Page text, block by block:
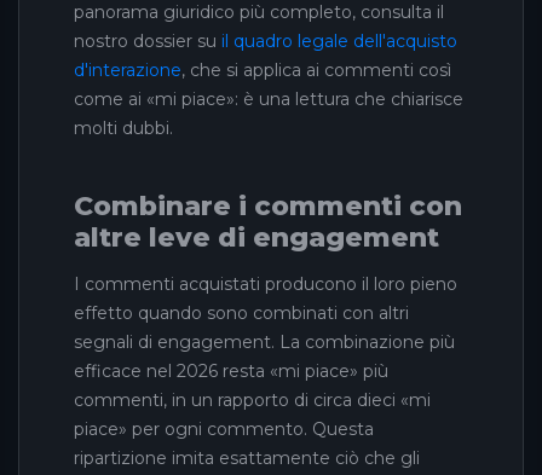
panorama giuridico più completo, consulta il
nostro dossier su il quadro legale dell'acquisto
d'interazione, che si applica ai commenti così
come ai «mi piace»: è una lettura che chiarisce
molti dubbi.
Combinare i commenti con
altre leve di engagement
I commenti acquistati producono il loro pieno
effetto quando sono combinati con altri
segnali di engagement. La combinazione più
efficace nel 2026 resta «mi piace» più
commenti, in un rapporto di circa dieci «mi
piace» per ogni commento. Questa
ripartizione imita esattamente ciò che gli